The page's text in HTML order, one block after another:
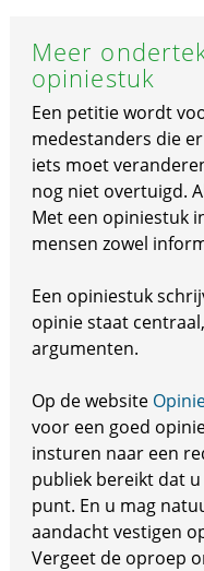
Meer
opiniestuk
Een petitie wordt
medestanders die
iets moet
nog niet overtuigd.
Met een opiniestuk
mensen zowel
Een opiniestuk
opinie staat
argumenten.
Op de website
voor een goed
insturen naar een
publiek bereikt dat
punt. En u mag
aandacht vestigen
Vergeet de oproep